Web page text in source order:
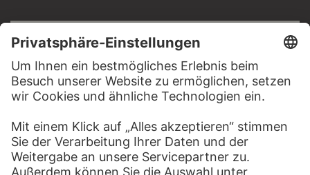
Impressum
Datenschutz
Copyright © 2026 Städel Museum
All rights reserved.
DIGITALE SAMMLUNG
Startseite
Werke